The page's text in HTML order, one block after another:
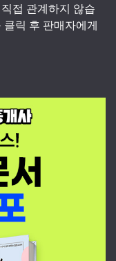
접 관계하지 않습
릭 후 판매자에게